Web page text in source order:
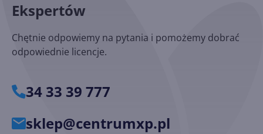
Ekspertów
Chętnie odpowiemy na pytania i pomożemy dobrać
odpowiednie licencje.
34 33 39 777
sklep@centrumxp.pl